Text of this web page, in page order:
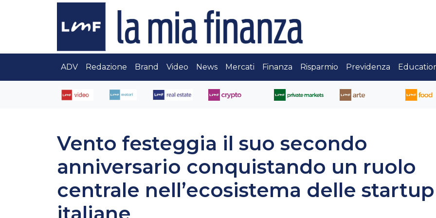
ADV Redazione Brand Video News Mercati Finanza Risparmio Previdenza
Vento festeggia il suo secondo
anniversario conquistando un ruolo
centrale nell’ecosistema delle startup